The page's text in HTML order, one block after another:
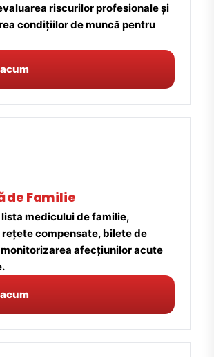
riscurilor profesionale și
condițiilor de muncă pentru
de Familie
medicului de familie,
compensate, bilete de
afecțiunilor acute